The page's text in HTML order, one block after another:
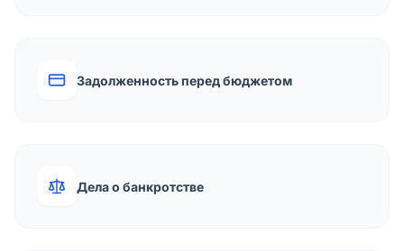
Задолженность перед бюджетом
Дела о банкротстве